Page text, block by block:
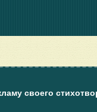
своего